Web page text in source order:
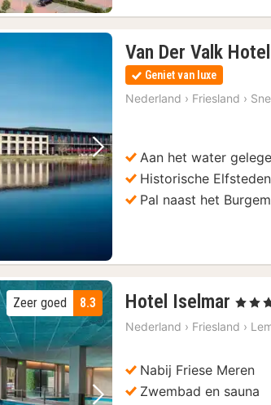
Volgende foto
Van Der Valk
Geniet van luxe
Nederland › Friesland ›
Aan het water
Historische
Pal naast het
8.3
Zeer goed Hotel Iselmar 2
, 4
Nederland › Friesland ›
Nabij Friese Meren
Zwembad en sauna